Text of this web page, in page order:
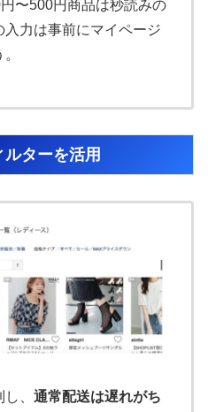
〜500円商品は秒読みの
力は事前にマイページ
ターを活用
、 通常配送は遅れがち